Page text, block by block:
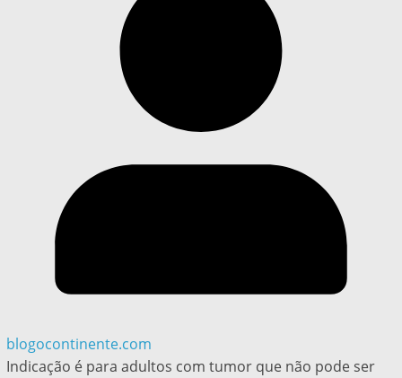
blogocontinente.com
Indicação é para adultos com tumor que não pode ser